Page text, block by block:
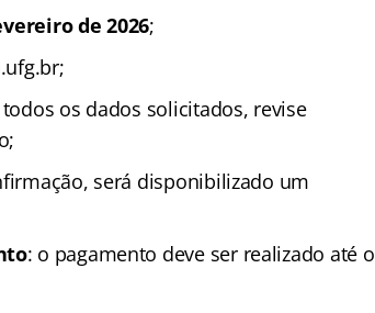
de 2026;
os dados solicitados, revise
será disponibilizado um
: o pagamento deve ser realizado até o